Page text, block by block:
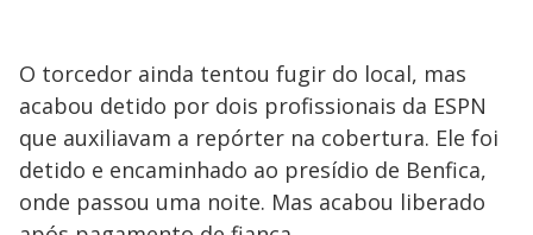
O torcedor ainda tentou fugir do local, mas
acabou detido por dois profissionais da ESPN
que auxiliavam a repórter na cobertura. Ele foi
detido e encaminhado ao presídio de Benfica,
onde passou uma noite. Mas acabou liberado